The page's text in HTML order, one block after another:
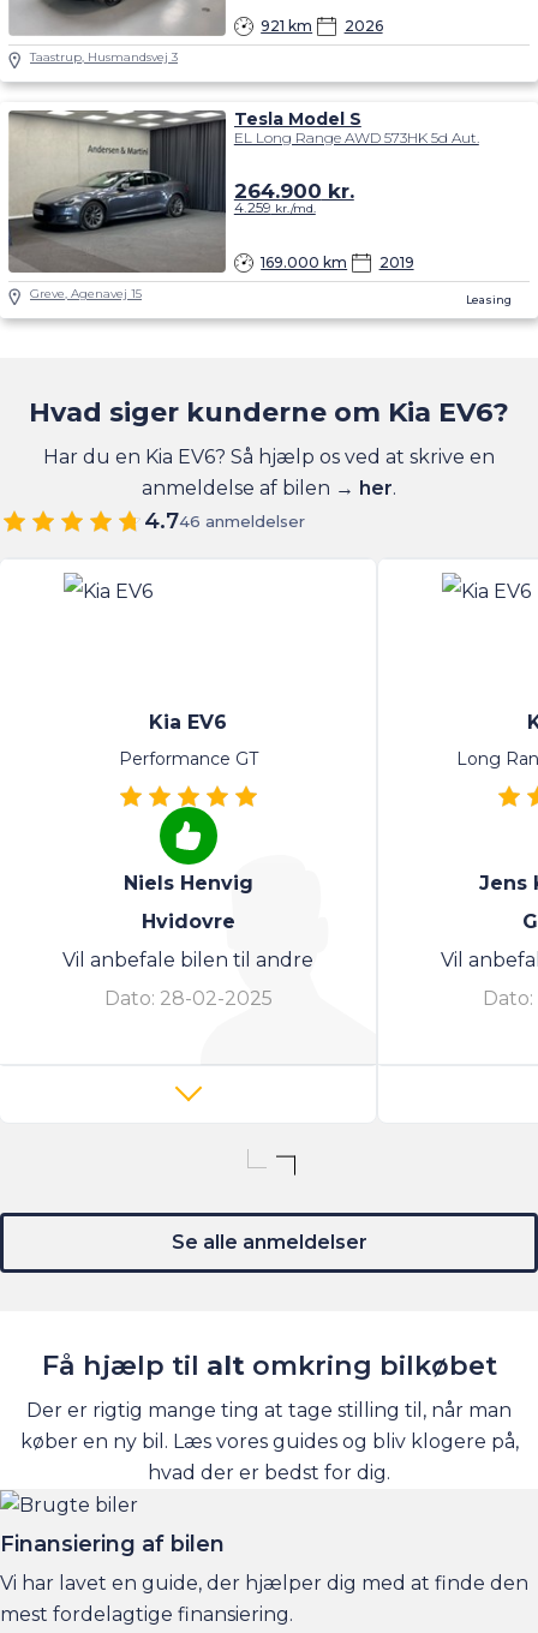
921 km 2026
Taastrup, Husmandsvej 3
Leasing
Tesla Model S
EL Long Range AWD 573HK 5d Aut.
169.000 km 2019
264.900 kr.
4.259 kr./md.
Greve, Agenavej 15
Hvad siger kunderne om Kia EV6?
Har du en Kia EV6? Så hjælp os ved at skrive en
anmeldelse af bilen → her.
4.746 anmeldelser
Kia EV6
Performance GT
Niels Henvig
Hvidovre
Vil anbefale bilen til andre
Dato: 28-02-2025
Long
Jens
Vil
Dato:
Se alle anmeldelser
Få hjælp til alt omkring bilkøbet
Der er rigtig mange ting at tage stilling til, når man
køber en ny bil. Læs vores guides og bliv klogere på,
hvad der er bedst for dig.
Finansiering af bilen
Vi har lavet en guide, der hjælper dig med at finde den
mest fordelagtige finansiering.